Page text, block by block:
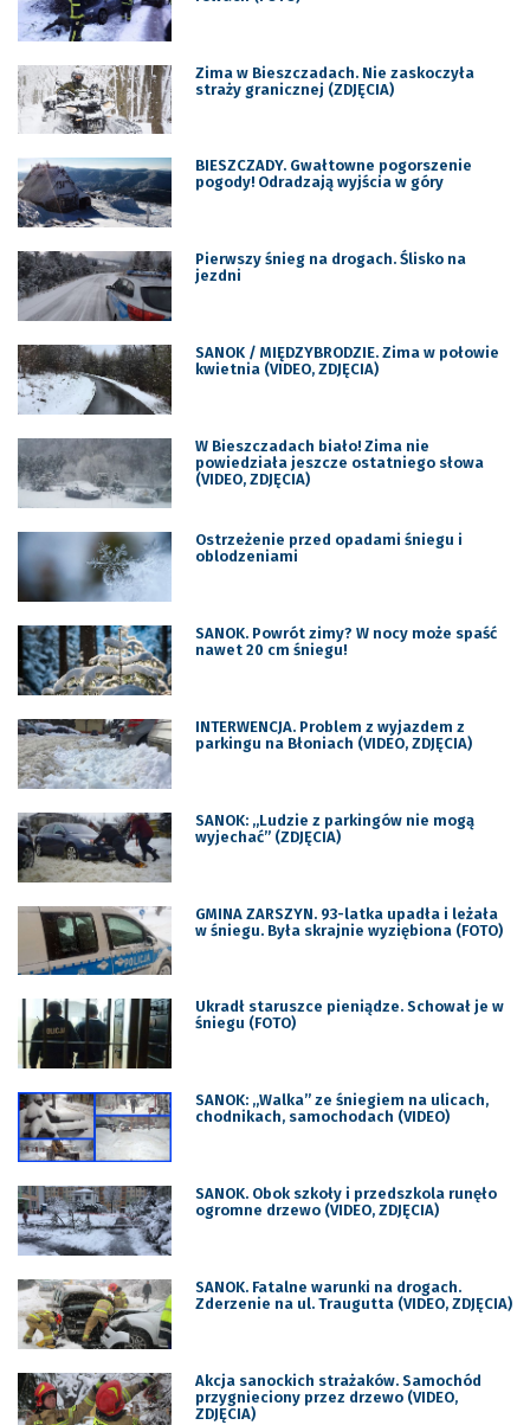
Zima w Bieszczadach. Nie zaskoczyła
straży granicznej (ZDJĘCIA)
BIESZCZADY. Gwałtowne pogorszenie
pogody! Odradzają wyjścia w góry
Pierwszy śnieg na drogach. Ślisko na
jezdni
SANOK / MIĘDZYBRODZIE. Zima w połowie
kwietnia (VIDEO, ZDJĘCIA)
W Bieszczadach biało! Zima nie
powiedziała jeszcze ostatniego słowa
(VIDEO, ZDJĘCIA)
Ostrzeżenie przed opadami śniegu i
oblodzeniami
SANOK. Powrót zimy? W nocy może spaść
nawet 20 cm śniegu!
INTERWENCJA. Problem z wyjazdem z
parkingu na Błoniach (VIDEO, ZDJĘCIA)
SANOK: „Ludzie z parkingów nie mogą
wyjechać” (ZDJĘCIA)
GMINA ZARSZYN. 93-latka upadła i leżała
w śniegu. Była skrajnie wyziębiona (FOTO)
Ukradł staruszce pieniądze. Schował je w
śniegu (FOTO)
SANOK: „Walka” ze śniegiem na ulicach,
chodnikach, samochodach (VIDEO)
SANOK. Obok szkoły i przedszkola runęło
ogromne drzewo (VIDEO, ZDJĘCIA)
SANOK. Fatalne warunki na drogach.
Zderzenie na ul. Traugutta (VIDEO, ZDJĘCIA)
Akcja sanockich strażaków. Samochód
przygnieciony przez drzewo (VIDEO,
ZDJĘCIA)